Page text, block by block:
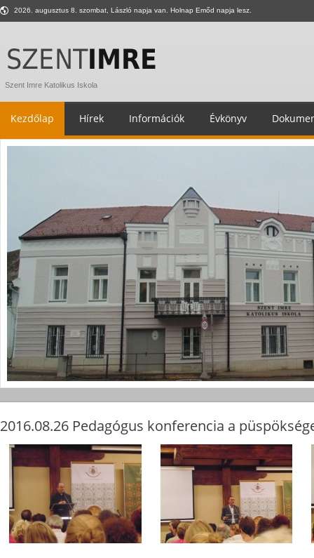
2026. augusztus 8. szombat, László napja van. Holnap Emőd napja lesz.
Szent Imre Katolikus Iskola
Kezdőlap Hírek Információk Évkönyv
2016.08.26 Pedagógus konferencia a